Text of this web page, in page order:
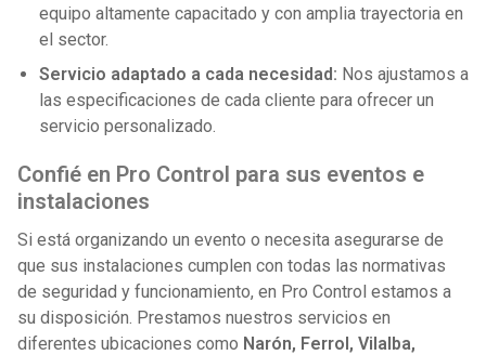
equipo altamente capacitado y con amplia trayectoria en
el sector.
Servicio adaptado a cada necesidad: Nos ajustamos a
las especificaciones de cada cliente para ofrecer un
servicio personalizado.
Confié en Pro Control para sus eventos e
instalaciones
Si está organizando un evento o necesita asegurarse de
que sus instalaciones cumplen con todas las normativas
de seguridad y funcionamiento, en Pro Control estamos a
su disposición. Prestamos nuestros servicios en
diferentes ubicaciones como Narón, Ferrol, Vilalba,